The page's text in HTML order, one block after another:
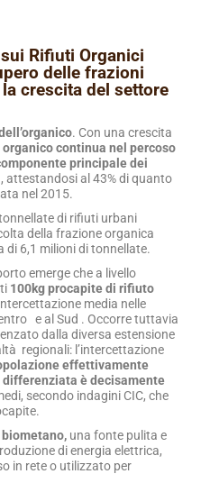
Rifiuti Organici
delle frazioni
crescita del settore
. Con una crescita
continua nel percoso
principale dei
, attestandosi al 43% di quanto
nel 2015.
di rifiuti urbani
della frazione organica
di 6,1 milioni di tonnellate.
emerge che a livello
100kg procapite di rifiuto
media nelle
e al Sud . Occorre tuttavia
dalla diversa estensione
regionali: l’intercettazione
effettivamente
è decisamente
secondo indagini CIC, che
una fonte pulita e
di energia elettrica,
in rete o utilizzato per